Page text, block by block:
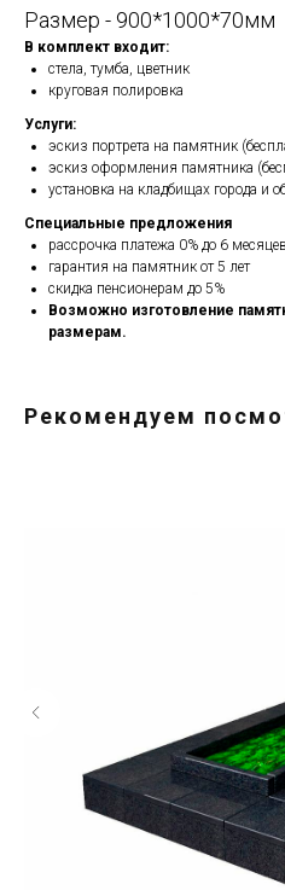
Размер - 900*1000*70мм
В комплект входит:
стела, тумба, цветник
круговая полировка
Услуги:
эскиз портрета на памятник
эскиз оформления памятника
установка на кладбищах города и
Специальные предложения
рассрочка платежа 0% до 6
гарантия на памятник от 5 лет
скидка пенсионерам до 5%
Возможно изготовление
размерам.
Рекомендуем